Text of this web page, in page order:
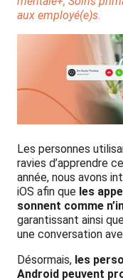
aux employé(e)s.
Les personnes
ravies d’apprendre
année, nous avons
iOS afin que les
sonnent comme
garantissant ainsi
une conversation
Désormais, les
Android peuvent